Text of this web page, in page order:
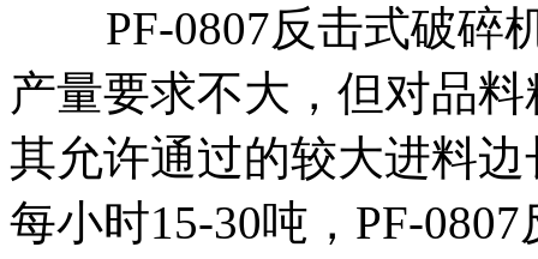
PF-0807反击式破碎
产量要求不大，但对品
其允许通过的较大进料
每小时15-30吨，PF-